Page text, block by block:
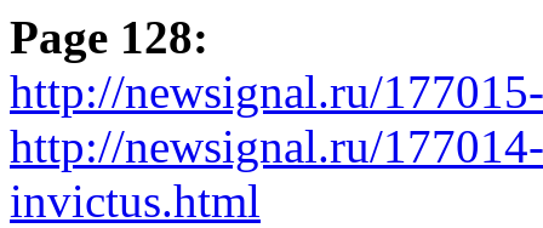
Page 128:
http://newsignal.ru/
http://newsignal.ru/
invictus.html